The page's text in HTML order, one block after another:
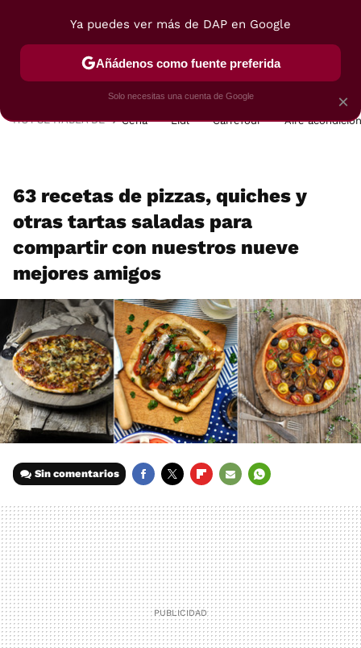
POSTRES VIAJES SELECCIÓN VEGUI
HOY SE HABLA DE Cena Lidl Carrefour Aire
63 recetas de pizzas, quiches y
otras tartas saladas para
compartir con nuestros nueve
mejores amigos
Sin comentarios
MAIL
×
Ya puedes ver más de DAP en Google
Añádenos como fuente preferida
Solo necesitas una cuenta de Google